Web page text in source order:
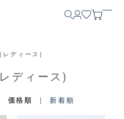
ディース)
ディース)
価格順 | 新着順